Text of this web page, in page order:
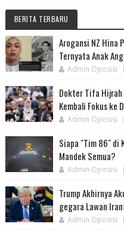
BERITA TERBARU
Arogansi NZ Hina
Ternyata Anak
Admin Oposisi
Dokter Tifa Hijrah
Kembali Fokus ke
Admin Oposisi
Siapa "Tim 86" di
Mandek Semua?
Admin Oposisi
Trump Akhirnya
gegara Lawan
Admin Oposisi